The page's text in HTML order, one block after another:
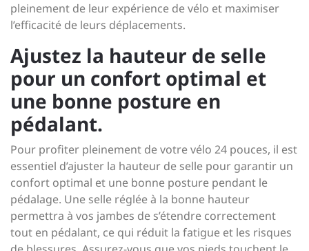
pleinement de leur expérience de vélo et maximiser
l’efficacité de leurs déplacements.
Ajustez la hauteur de selle
pour un confort optimal et
une bonne posture en
pédalant.
Pour profiter pleinement de votre vélo 24 pouces, il est
essentiel d’ajuster la hauteur de selle pour garantir un
confort optimal et une bonne posture pendant le
pédalage. Une selle réglée à la bonne hauteur
permettra à vos jambes de s’étendre correctement
tout en pédalant, ce qui réduit la fatigue et les risques